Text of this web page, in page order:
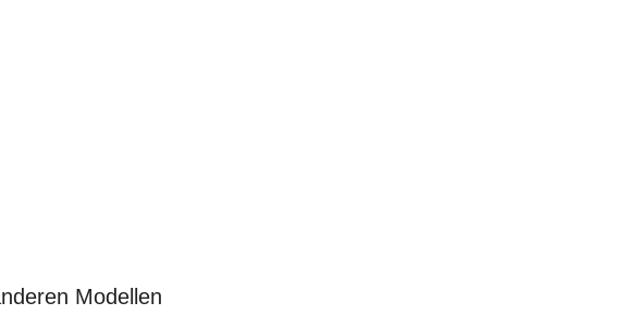
Modellen